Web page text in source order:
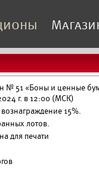
№ 51 «Боны и ценные
г. в 12:00 (МСК)
15%.
лотов.
для печати